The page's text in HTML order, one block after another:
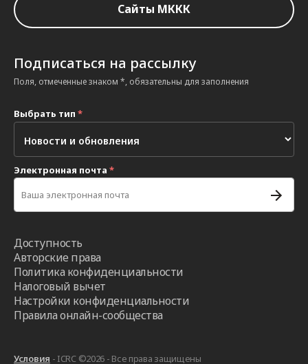
Сайты МККК
Подписаться на рассылку
Поля, отмеченные знаком *, обязательны для заполнения
Выбрать тип *
Электронная почта *
Доступность
Авторские права
Политика конфиденциальности
Налоговый вычет
Настройки конфиденциальности
Правила онлайн-сообщества
Условия - ICRC ©2026 - Все права защищены